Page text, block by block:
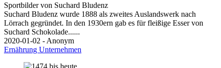
Sportbilder von Suchard Bludenz
Suchard Bludenz wurde 1888 als zweites Auslandswerk nach
Lörrach gegründet. In den 1930ern gab es für fleißige Esser von
Suchard Schokolade......
2020-01-02 - Anonym
Ernährung Unternehmen